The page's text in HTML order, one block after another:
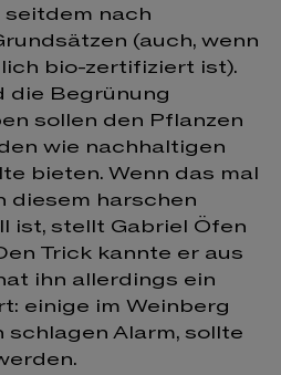
nach
(auch, wenn
bio-zertifiziert ist).
die Begrünung
sollen den Pflanzen
wie nachhaltigen
bieten. Wenn das mal
diesem harschen
ist, stellt Gabriel Öfen
Trick kannte er aus
ihn allerdings ein
einige im Weinberg
Alarm, sollte